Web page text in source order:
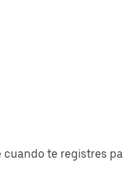
te registres